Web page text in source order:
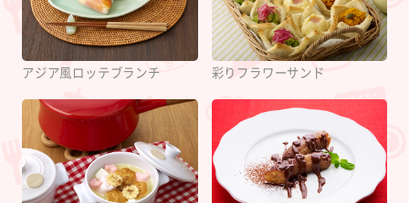
アジア風ロッテブランチ 彩りフラワーサンド